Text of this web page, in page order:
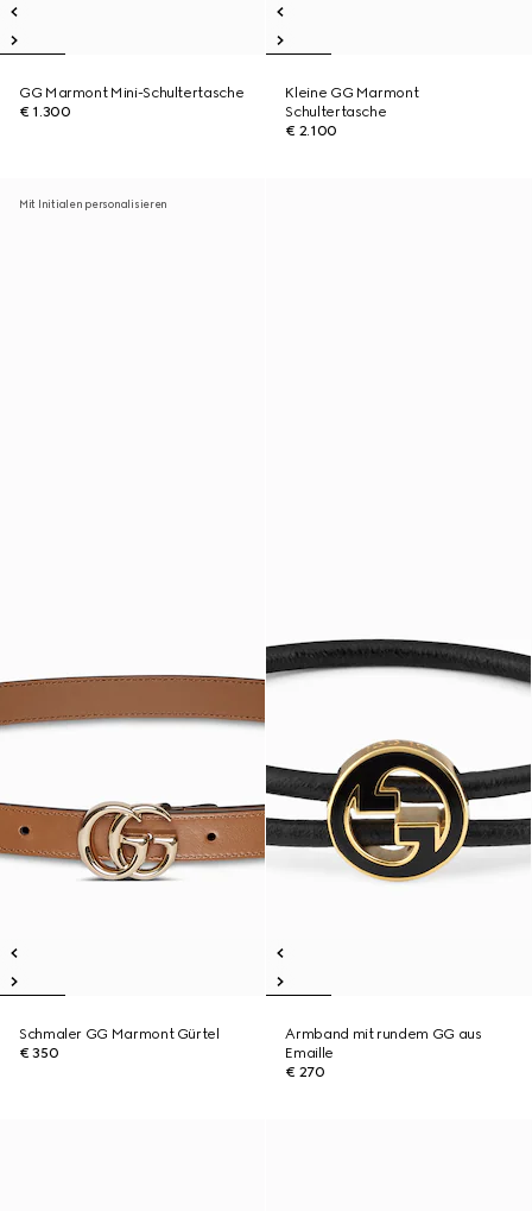
GG Marmont Mini-Schultertasche
€ 1.300
Kleine GG Marmont
Schultertasche
€ 2.100
Mit Initialen personalisieren
Schmaler GG Marmont Gürtel
€ 350
Armband mit rundem GG aus
Emaille
€ 270